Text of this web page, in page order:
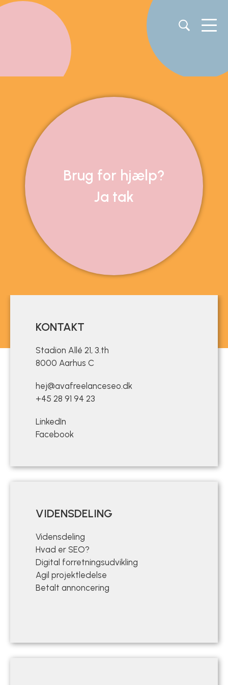
Brug for hjælp?
Ja tak
KONTAKT
Stadion Allé 21, 3.th
8000 Aarhus C
hej@avafreelanceseo.dk
+45 28 91 94 23
LinkedIn
Facebook
VIDENSDELING
Vidensdeling
Hvad er SEO?
Digital forretningsudvikling
Agil projektledelse
Betalt annoncering